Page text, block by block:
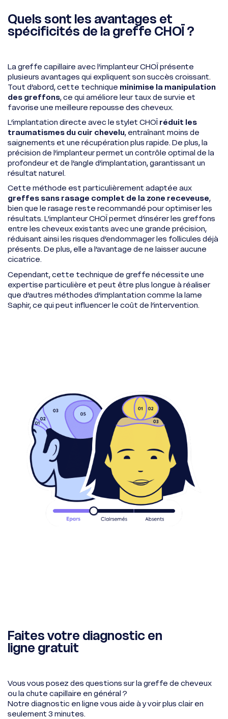
Quels sont les avantages et
spécificités de la greffe CHOÏ ?
La greffe capillaire avec l’implanteur CHOÏ présente
plusieurs avantages qui expliquent son succès croissant.
Tout d’abord, cette technique minimise la manipulation
des greffons, ce qui améliore leur taux de survie et
favorise une meilleure repousse des cheveux.
L’implantation directe avec le stylet CHOÏ réduit les
traumatismes du cuir chevelu, entraînant moins de
saignements et une récupération plus rapide. De plus, la
précision de l’implanteur permet un contrôle optimal de la
profondeur et de l’angle d’implantation, garantissant un
résultat naturel.
Cette méthode est particulièrement adaptée aux
greffes sans rasage complet de la zone receveuse,
bien que le rasage reste recommandé pour optimiser les
résultats. L’implanteur CHOÏ permet d’insérer les greffons
entre les cheveux existants avec une grande précision,
réduisant ainsi les risques d’endommager les follicules déjà
présents. De plus, elle a l’avantage de ne laisser aucune
cicatrice.
Cependant, cette technique de greffe nécessite une
expertise particulière et peut être plus longue à réaliser
que d’autres méthodes d’implantation comme la lame
Saphir, ce qui peut influencer le coût de l’intervention.
Faites votre diagnostic en
ligne gratuit
Vous vous posez des questions sur la greffe de cheveux
ou la chute capillaire en général ?
Notre diagnostic en ligne vous aide à y voir plus clair en
seulement 3 minutes.
Whatsapp
Whatsapp
Racine Carrée Lyon
Whatsapp
Racine Carrée Marseille